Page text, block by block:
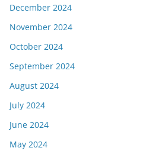
December 2024
November 2024
October 2024
September 2024
August 2024
July 2024
June 2024
May 2024